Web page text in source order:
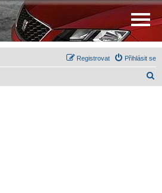
Přihlásit se
Registrovat